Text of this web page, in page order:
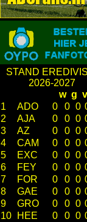
STAND
2026-2027
w g v
1
ADO 0 0 0
2
AJA 0 0 0
3
AZ 0 0 0
4
CAM 0 0 0
5
EXC 0 0 0
6
FEY 0 0 0
7
FOR 0 0 0
8
GAE 0 0 0
9
GRO 0 0 0
10
HEE 0 0 0